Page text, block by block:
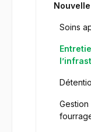
Soins